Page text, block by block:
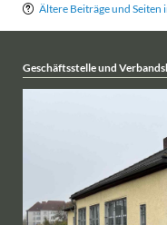
Ältere Beiträge und Seiten
Geschäftsstelle und